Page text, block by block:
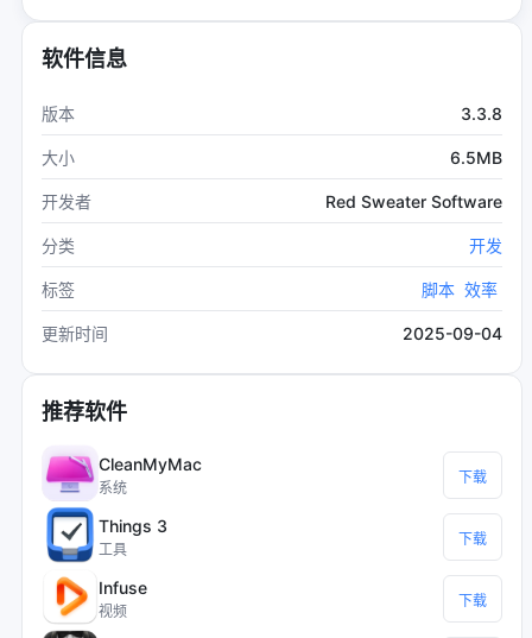
软件信息
版本 3.3.8
大小 6.5MB
开发者 Red Sweater Software
分类 开发
标签 脚本 效率
更新时间 2025-09-04
推荐软件
CleanMyMac
系统
下载
Things 3
工具
下载
Infuse
视频
下载